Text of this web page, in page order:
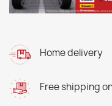
Home delivery
Free shipping